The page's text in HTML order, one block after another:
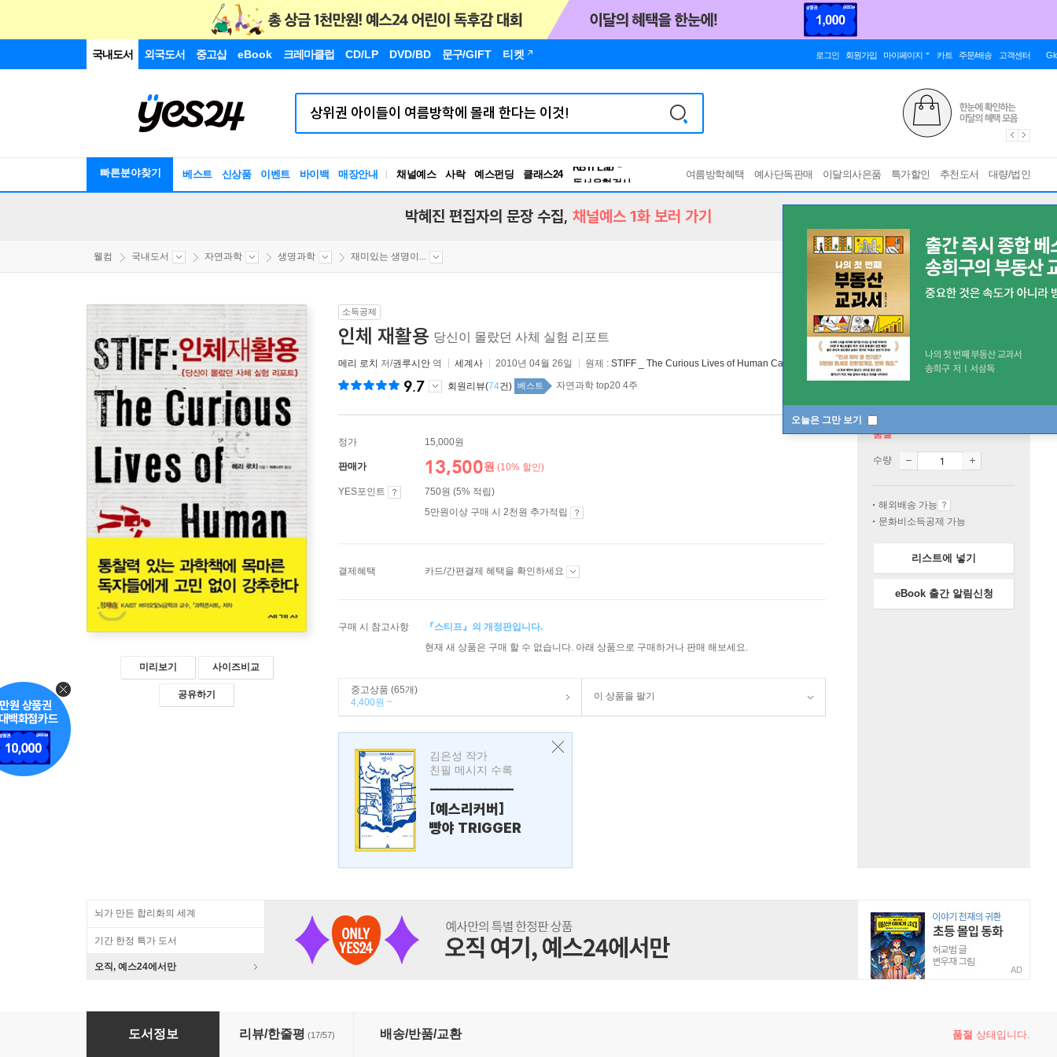
국내도서 외국도서 중고샵 eBook 크레마클럽 CD/LP DVD/BD 문구/GIFT 티켓 로그인 회원가입 마이페이지 카트 주문/배송 고객센터
빠른분야찾기 베스트 신상품 이벤트 바이백 매장안내 채널예스 사락 예스펀딩 클래스24
독서유형검사
RBTI Lab
여름방학혜택 예사단독판매 이달의사은품 특가할인 추천도서 대량/법인
오늘은 그만 보기
박혜진 편집자의 문장 수집, 채널예스 1화 보러 가기
웰컴 국내도서 자연과학 생명과학 재미있는 생명이...
미리보기 사이즈비교
공유하기
소득공제
인체 재활용 당신이 몰랐던 사체 실험 리포트
메리 로치 저/권루시안 역 세계사 2010년 04월 26일 원제 : STIFF _ The Curious Lives of Human Cadavers
9.7 회원리뷰(74건) 베스트 자연과학 top20 4주
정가 15,000원
판매가 13,500원 (10% 할인)
YES포인트
750원 (5% 적립)
5만원이상 구매 시 2천원 추가적립
결제혜택 카드/간편결제 혜택을 확인하세요
구매 시 참고사항
『스티프』의 개정판입니다.
현재 새 상품은 구매 할 수 없습니다. 아래 상품으로 구매하거나 판매 해보세요.
중고상품 (65개)
4,400원 ~
이 상품을 팔기
김은성 작가
친필 메시지 수록
---------------
[예스리커버]
빵야 TRIGGER
품절
수량
해외배송 가능
문화비소득공제 가능
리스트에 넣기
eBook 출간 알림신청
뇌가 만든 합리화의 세계
기간 한정 특가 도서
오직, 예스24에서만 AD
인체 재활용
도서정보 리뷰/한줄평 (17/57) 배송/반품/교환 품절 상태입니다.